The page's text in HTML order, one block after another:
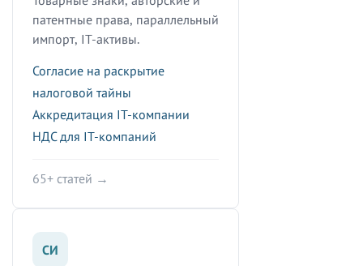
патентные права, параллельный
импорт, IT-активы.
Согласие на раскрытие
налоговой тайны
Аккредитация IT-компании
НДС для IT-компаний
65+ статей →
СИ